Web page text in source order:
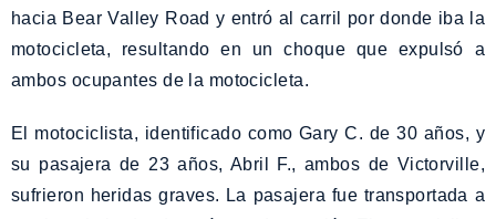
hacia Bear Valley Road y entró al carril por donde iba la
motocicleta, resultando en un choque que expulsó a
ambos ocupantes de la motocicleta.
El motociclista, identificado como Gary C. de 30 años, y
su pasajera de 23 años, Abril F., ambos de Victorville,
sufrieron heridas graves. La pasajera fue transportada a